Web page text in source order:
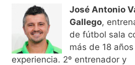
José Antonio
Gallego,
de fútbol sala
más de 18
experiencia. 2º entrenador y